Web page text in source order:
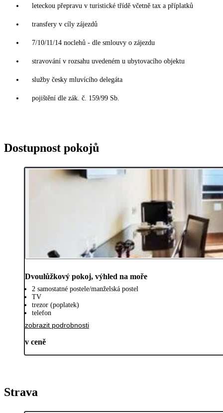
leteckou přepravu v turistické třídě včetně tax a příplatků
transfery v cíly zájezdů
7/10/11/14 noclehů - dle smlouvy o zájezdu
stravování v rozsahu uvedeném u ubytovacího objektu
služby česky mluvícího delegáta
pojištění dle zák. č. 159/99 Sb.
Dostupnost pokojů
Dvoulůžkový pokoj, výhled na moře
2 samostatné postele/manželská postel
TV
trezor (poplatek)
telefon
zobrazit podrobnosti
v ceně
Strava